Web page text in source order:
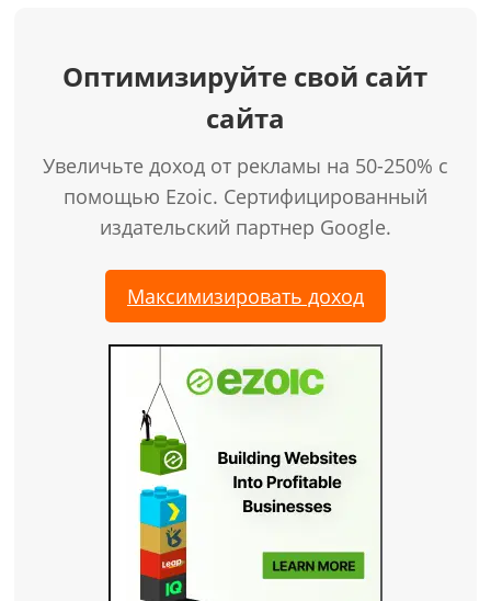
Оптимизируйте свой сайт
сайта
Увеличьте доход от рекламы на 50-250% с
помощью Ezoic. Сертифицированный
издательский партнер Google.
Максимизировать доход